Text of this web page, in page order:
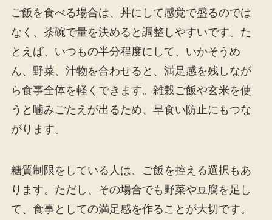
ご飯を食べる場合は、丼にして感覚で盛るのでは
なく、茶碗で量を決めると調整しやすいです。た
とえば、いつもの半分程度にして、いかそうめ
ん、野菜、汁物を合わせると、満足感を残しなが
ら食事全体を軽くできます。雑穀ご飯や玄米を使
うと噛みごたえが出るため、早食い防止にもつな
がります。
糖質制限をしている人は、ご飯を控える選択もあ
ります。ただし、その場合でも野菜や豆腐を足し
て、食事としての満足感を作ることが大切です。